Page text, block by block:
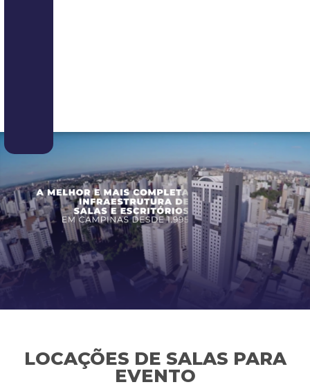
LOCAÇÕES DE SALAS PARA
EVENTO